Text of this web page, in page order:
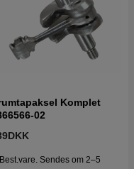
Komplet
02
Best.vare. Sendes om 2–5